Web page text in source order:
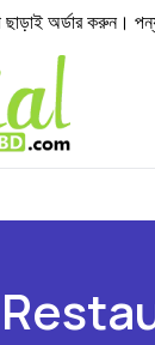
অর্ডার করুন। পন্য